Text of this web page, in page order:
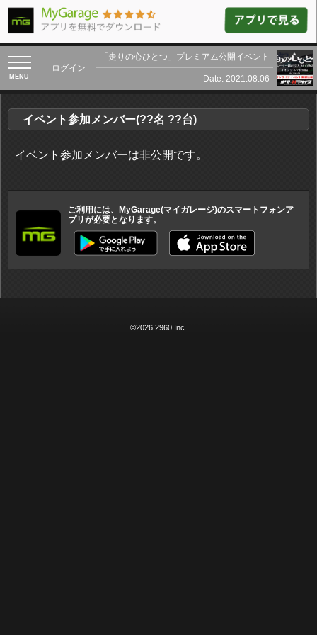
toggle
navigationログイン
「走りの心ひとつ」プレミアム公開イベント
Date: 2021.08.06
イベント参加メンバー(??名 ??台)
イベント参加メンバーは非公開です。
ご利用には、MyGarage(マイガレージ)のスマートフォンア
プリが必要となります。
©2026 2960 Inc.